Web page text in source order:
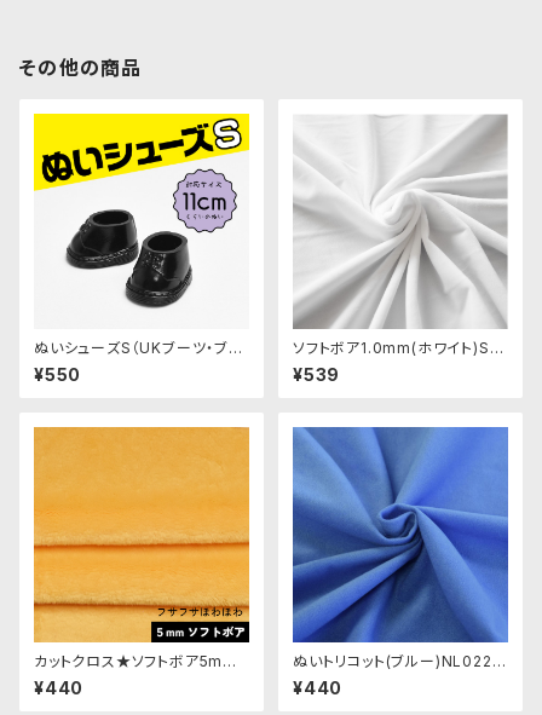
その他の商品
ぬいシューズS（UKブーツ・ブラ
ック）｜身長11cm前後のぬいぐ
るみ用ソフビ靴
¥550
ソフトボア1.0mm(ホワイト)SS
B137ぬいぐるみ用短毛ボア生
地 20cm
¥539
カットクロス★ソフトボア5mm
(山吹色)LB026 ボア生地 50c
m × 45cm
¥440
ぬいトリコット(ブルー)NL022
ぬいぐるみ用薄手パイル生地 2
0cm
¥440